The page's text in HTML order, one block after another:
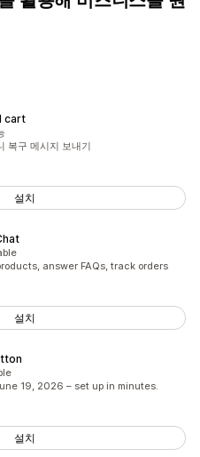
cart
복구 메시지 보내기
설치
answer FAQs, track orders
설치
19, 2026 – set up in minutes.
설치